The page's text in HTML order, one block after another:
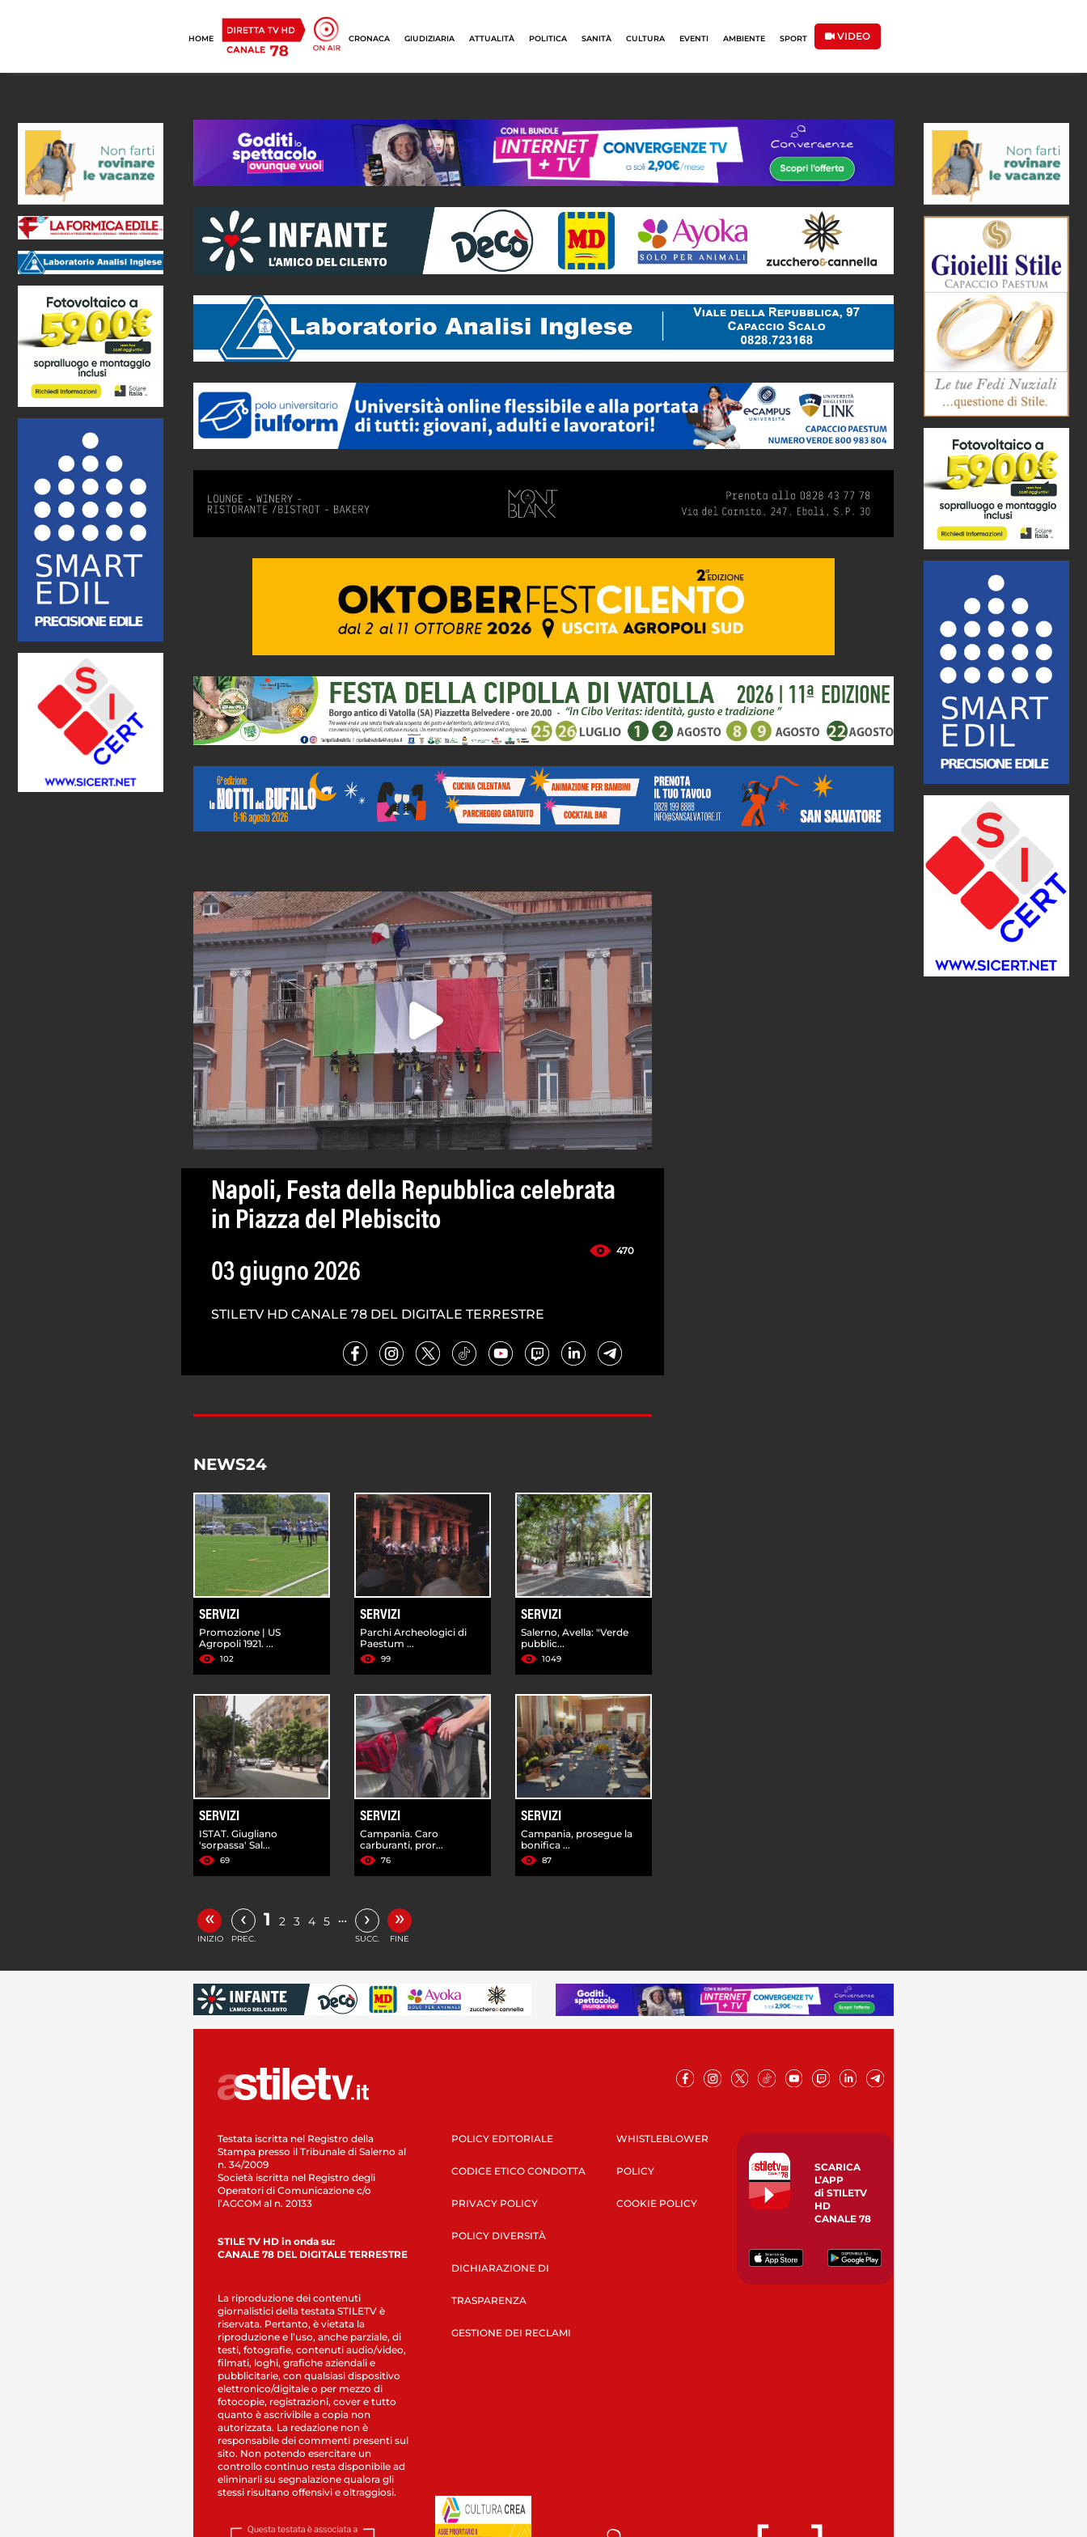
HOME CRONACA GIUDIZIARIA ATTUALITÀ POLITICA SANITÀ CULTURA EVENTI AMBIENTE SPORT VIDEO
Napoli, Festa della Repubblica celebrata
in Piazza del Plebiscito
470
03 giugno 2026
STILETV HD CANALE 78 DEL DIGITALE TERRESTRE
NEWS24
SERVIZI
Promozione | US
Agropoli 1921. ...
102
SERVIZI
Parchi Archeologici di
Paestum ...
99
SERVIZI
Salerno, Avella: "Verde
pubblic...
1049
SERVIZI
ISTAT. Giugliano
'sorpassa' Sal...
69
SERVIZI
Campania. Caro
carburanti, pror...
76
SERVIZI
Campania, prosegue la
bonifica ...
87
«
INIZIO
‹
PREC.
1 2 3 4 5 … ›
SUCC.
»
FINE
Testata iscritta nel Registro della
Stampa presso il Tribunale di Salerno al
n. 34/2009
Società iscritta nel Registro degli
Operatori di Comunicazione c/o
l’AGCOM al n. 20133
STILE TV HD in onda su:
CANALE 78 DEL DIGITALE TERRESTRE
La riproduzione dei contenuti
giornalistici della testata STILETV è
riservata. Pertanto, è vietata la
riproduzione e l’uso, anche parziale, di
testi, fotografie, contenuti audio/video,
filmati, loghi, grafiche aziendali e
pubblicitarie, con qualsiasi dispositivo
elettronico/digitale o per mezzo di
fotocopie, registrazioni, cover e tutto
quanto è ascrivibile a copia non
autorizzata. La redazione non è
responsabile dei commenti presenti sul
sito. Non potendo esercitare un
controllo continuo resta disponibile ad
eliminarli su segnalazione qualora gli
stessi risultano offensivi e oltraggiosi.
POLICY EDITORIALE
CODICE ETICO CONDOTTA
PRIVACY POLICY
POLICY DIVERSITÀ
DICHIARAZIONE DI
TRASPARENZA
GESTIONE DEI RECLAMI
WHISTLEBLOWER
POLICY
COOKIE POLICY
SCARICA
L’APP
di STILETV
HD
CANALE 78